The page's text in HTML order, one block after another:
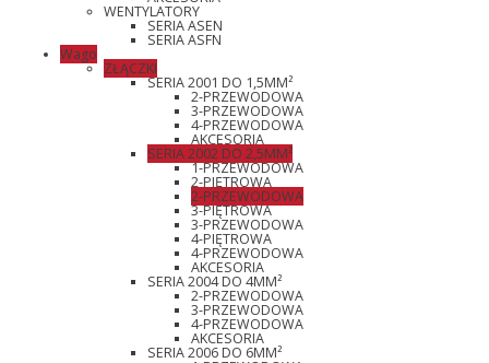
WENTYLATORY
SERIA ASEN
SERIA ASFN
Wago
ZŁĄCZKI
SERIA 2001 DO 1,5MM²
2-PRZEWODOWA
3-PRZEWODOWA
4-PRZEWODOWA
AKCESORIA
SERIA 2002 DO 2,5MM²
1-PRZEWODOWA
2-PIĘTROWA
2-PRZEWODOWA
3-PIĘTROWA
3-PRZEWODOWA
4-PIĘTROWA
4-PRZEWODOWA
AKCESORIA
SERIA 2004 DO 4MM²
2-PRZEWODOWA
3-PRZEWODOWA
4-PRZEWODOWA
AKCESORIA
SERIA 2006 DO 6MM²